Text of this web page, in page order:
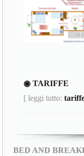
◉ TARIFFE
[ leggi tutto:
BED AND